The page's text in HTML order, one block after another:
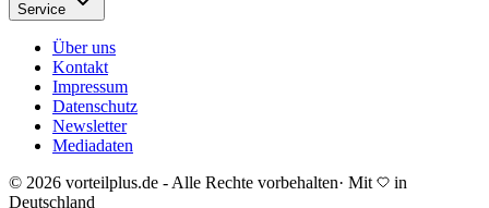
Service
Über uns
Kontakt
Impressum
Datenschutz
Newsletter
Mediadaten
© 2026 vorteilplus.de - Alle Rechte vorbehalten· Mit
in
Deutschland